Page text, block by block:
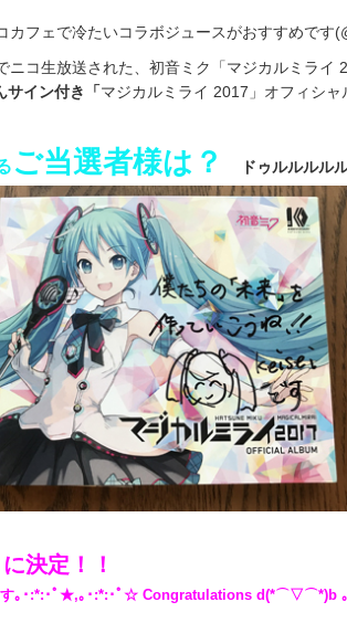
カフェで冷たいコラボジュースがおすすめです
ニコ生放送された、初音ミク「マジカルミライ
サイン付き「マジカルミライ 2017」オフィシ
ご当選者様は？ ドゥルルルル
決定！！
す｡･:*:･ﾟ★,｡･:*:･ﾟ☆ Congratulations d(*⌒▽⌒*)b